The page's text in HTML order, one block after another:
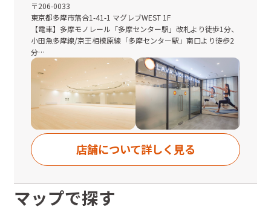
〒206-0033
東京都多摩市落合1-41-1 マグレブWEST 1F
【電車】多摩モノレール「多摩センター駅」改札より徒歩1分、
小田急多摩線/京王相模原線「多摩センター駅」南口より徒歩2
分
■駐車場：なし
■駐輪場：なし
◆多摩モノレール 多摩センター駅より
改札を出て右手にあるエスカレーターで1つ下の階まで下り、左
折。正面のマグレブWEST内です。
◆小田急電鉄 多摩センター駅より
西改札口を出て左折し、南口へ。南口を出たら右前方の階段を
マグレブWEST内です。
店舗について詳しく見る
マップで探す